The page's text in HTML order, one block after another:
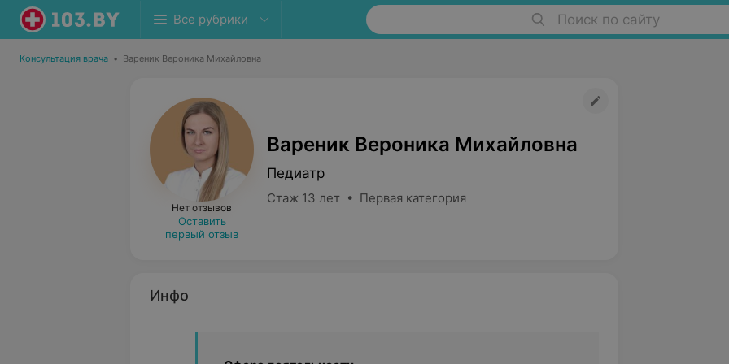
Все рубрики Поиск по сайту
Консультация врача • Вареник Вероника Михайловна
Нет отзывов
Оставить
первый отзыв
Вареник Вероника Михайловна
Педиатр
Стаж 13 лет • Первая категория
Инфо